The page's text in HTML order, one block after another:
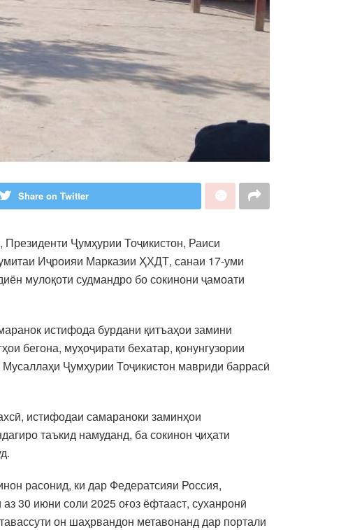
Share on Twitter
Ҷумҳурии Тоҷикистон, Раиси
Иҷроияи Марказии ҲХДТ, санаи 17-уми
мулоқоти судмандро бо сокинони ҷамоати
истифода бурдани қитъаҳои замини
бегона, муҳоҷирати бехатар, қонунгузории
Ҷумҳурии Тоҷикистон мавриди баррасӣ
истифодаи самараноки заминҳои
таъкид намуданд, ба сокинон ҷиҳати
расонид, ки дар Федератсияи Россия,
30 июни соли 2025 оғоз ёфтааст, суханронӣ
он шаҳрвандон метавонанд дар портали